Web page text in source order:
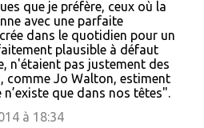
que je préfère, ceux où la
avec une parfaite
dans le quotidien pour un
plausible à défaut
n'étaient pas justement des
comme Jo Walton, estiment
n’existe que dans nos têtes".
à 18:34